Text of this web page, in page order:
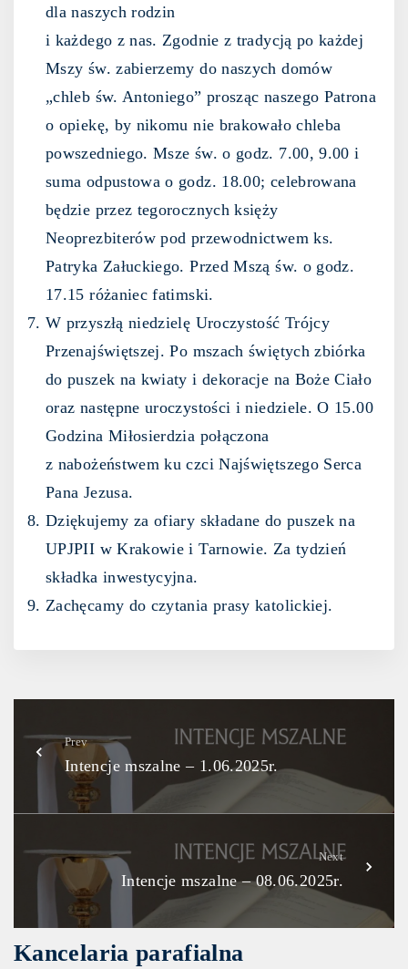
dla naszych rodzin
i każdego z nas. Zgodnie z tradycją po każdej
Mszy św. zabierzemy do naszych domów
„chleb św. Antoniego” prosząc naszego Patrona
o opiekę, by nikomu nie brakowało chleba
powszedniego. Msze św. o godz. 7.00, 9.00 i
suma odpustowa o godz. 18.00; celebrowana
będzie przez tegorocznych księży
Neoprezbiterów pod przewodnictwem ks.
Patryka Załuckiego. Przed Mszą św. o godz.
17.15 różaniec fatimski.
W przyszłą niedzielę Uroczystość Trójcy
Przenajświętszej. Po mszach świętych zbiórka
do puszek na kwiaty i dekoracje na Boże Ciało
oraz następne uroczystości i niedziele. O 15.00
Godzina Miłosierdzia połączona
z nabożeństwem ku czci Najświętszego Serca
Pana Jezusa.
Dziękujemy za ofiary składane do puszek na
UPJPII w Krakowie i Tarnowie. Za tydzień
składka inwestycyjna.
Zachęcamy do czytania prasy katolickiej.
Prev
Intencje mszalne – 1.06.2025r.
Next
Intencje mszalne – 08.06.2025r.
Kancelaria parafialna